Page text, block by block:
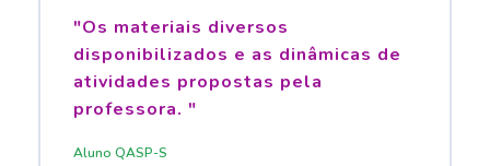
"Os materiais diversos
disponibilizados e as dinâmicas de
atividades propostas pela
professora. "
Aluno QASP-S